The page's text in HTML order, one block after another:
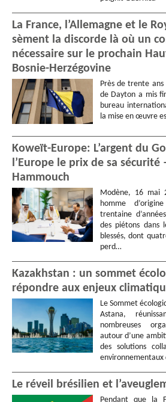
La France, l’Allemagne et le
sèment la discorde là où un
nécessaire sur le prochain
Bosnie-Herzégovine
Près de trente
de Dayton a mis
bureau
la mise en œuvre
Koweït-Europe: L’argent du
l’Europe le prix de sa sécurité
Hammouch
Modène, 16 mai
homme
trentaine
des piétons dans
blessés, dont
perd…
Kazakhstan : un sommet
répondre aux enjeux
Le Sommet
Astana,
nombreuses
autour d’une
des solutions
environnementaux
Le réveil brésilien et
Pendant que la